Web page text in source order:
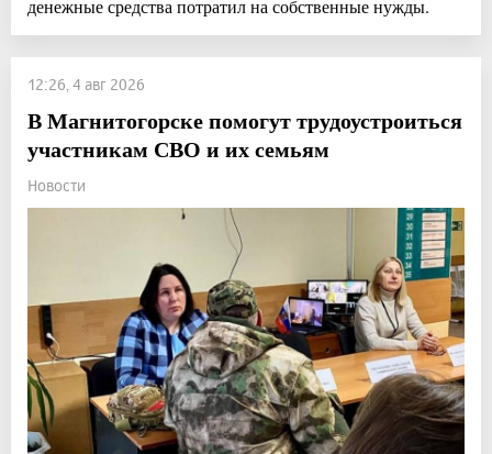
денежные средства потратил на собственные нужды.
12:26, 4 авг 2026
В Магнитогорске помогут трудоустроиться
участникам СВО и их семьям
Новости